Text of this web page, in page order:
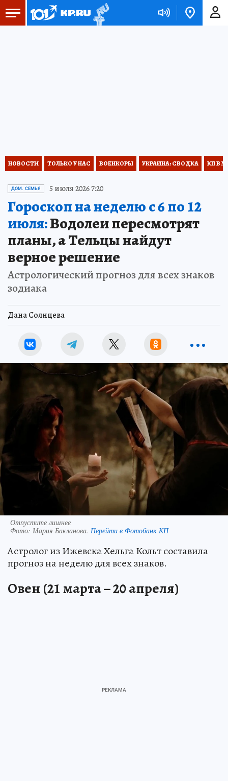
НОВОСТИ ТОЛЬКО У НАС ВОЕНКОРЫ УКРАИНА: СВОДКА КП В
ДОМ. СЕМЬЯ 5 июля 2026 7:20
Гороскоп на неделю с 6 по 12
июля:Водолеи пересмотрят
планы, а Тельцы найдут
верное решение
Астрологический прогноз для всех знаков
зодиака
Дана Солнцева
Отпустите лишнее
Фото: Мария Бакланова. Перейти в Фотобанк КП
Астролог из Ижевска Хельга Кольт составила
прогноз на неделю для всех знаков.
Овен (21 марта – 20 апреля)